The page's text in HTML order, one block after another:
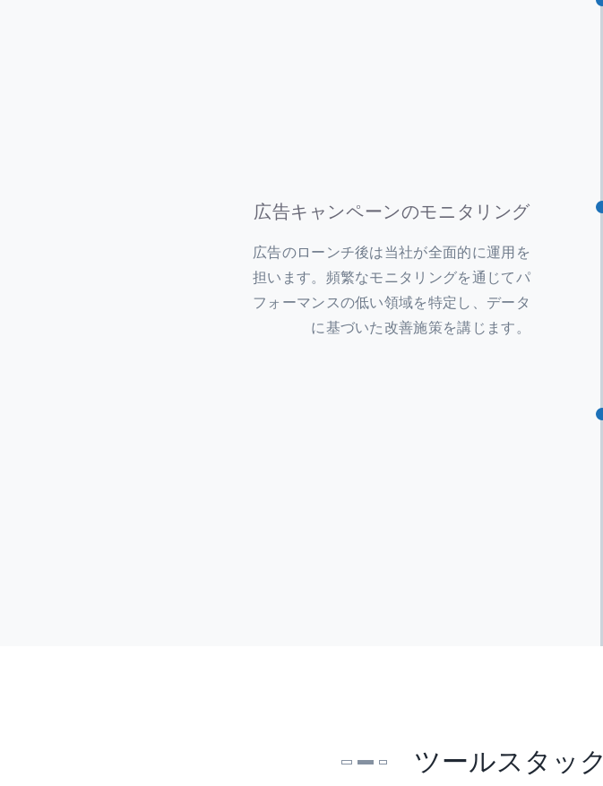
広告キャンペーンのモニタリング
広告のローンチ後は当社が全面的に運用を
担います。頻繁なモニタリングを通じてパ
フォーマンスの低い領域を特定し、データ
に基づいた改善施策を講じます。
ツールスタック